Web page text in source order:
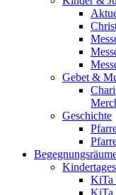
Gebet &
Geschichte
KiTa
KiTa